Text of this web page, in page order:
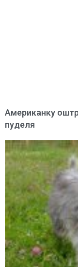
Американку
пуделя